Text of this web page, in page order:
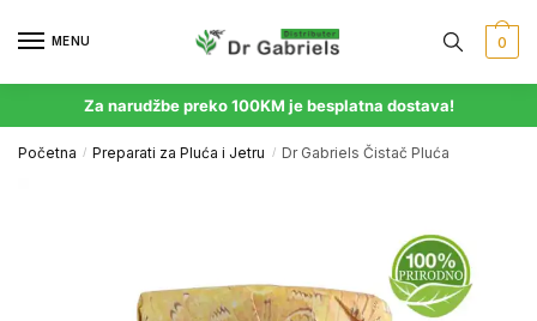
MENU 0
Za narudžbe preko 100KM je besplatna dostava!
Početna / Preparati za Pluća i Jetru / Dr Gabriels Čistač Pluća